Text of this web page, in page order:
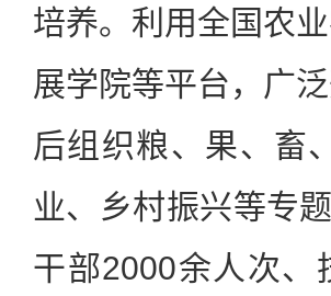
培养。利用全国农
展学院等平台，广
后组织粮、果、畜
业、乡村振兴等专
干部2000余人次、